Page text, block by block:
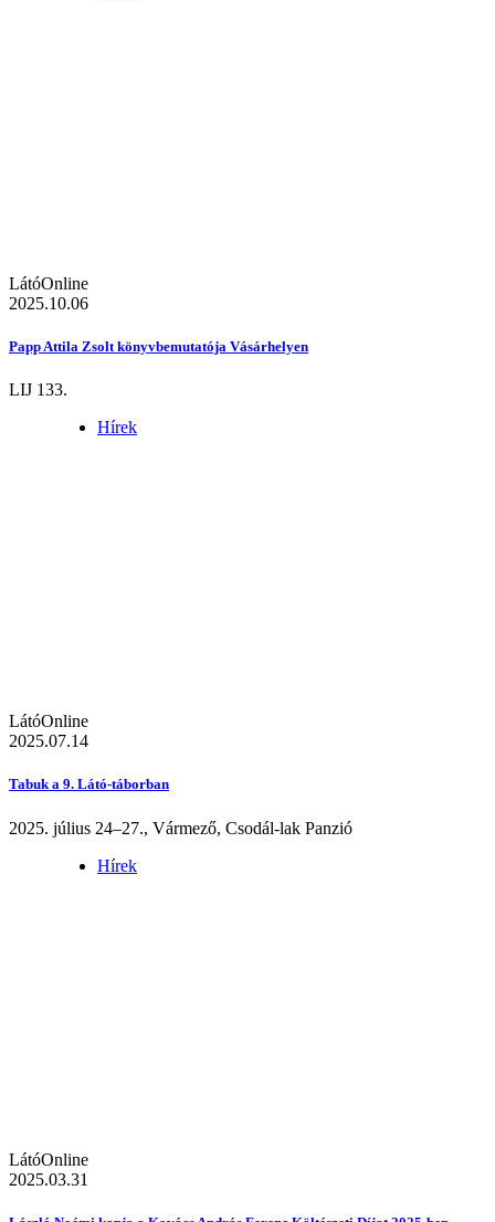
LátóOnline
2025.10.06
Papp Attila Zsolt könyvbemutatója Vásárhelyen
LIJ 133.
Hírek
LátóOnline
2025.07.14
Tabuk a 9. Látó-táborban
2025. július 24–27., Vármező, Csodál-lak Panzió
Hírek
LátóOnline
2025.03.31